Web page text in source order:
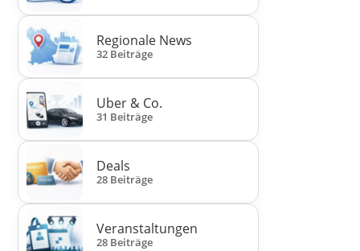
Regionale News
32 Beiträge
Uber & Co.
31 Beiträge
Deals
28 Beiträge
Veranstaltungen
28 Beiträge